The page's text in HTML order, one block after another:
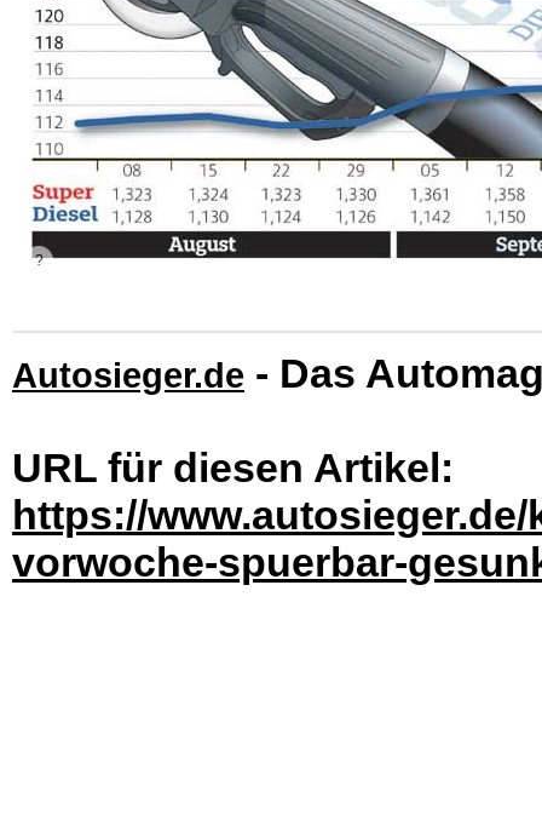
Autosieger.de - Das
URL für diesen Artikel:
https://
vorwoche-spuerbar-